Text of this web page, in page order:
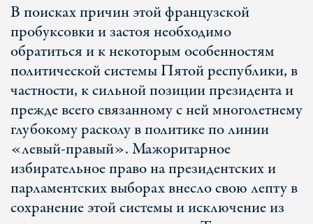
В поисках причин этой французской
пробуксовки и застоя необходимо
обратиться и к некоторым особенностям
политической системы Пятой республики, в
частности, к сильной позиции президента и
прежде всего связанному с ней многолетнему
глубокому расколу в политике по линии
«левый-правый». Мажоритарное
избирательное право на президентских и
парламентских выборах внесло свою лепту в
сохранение этой системы и исключение из